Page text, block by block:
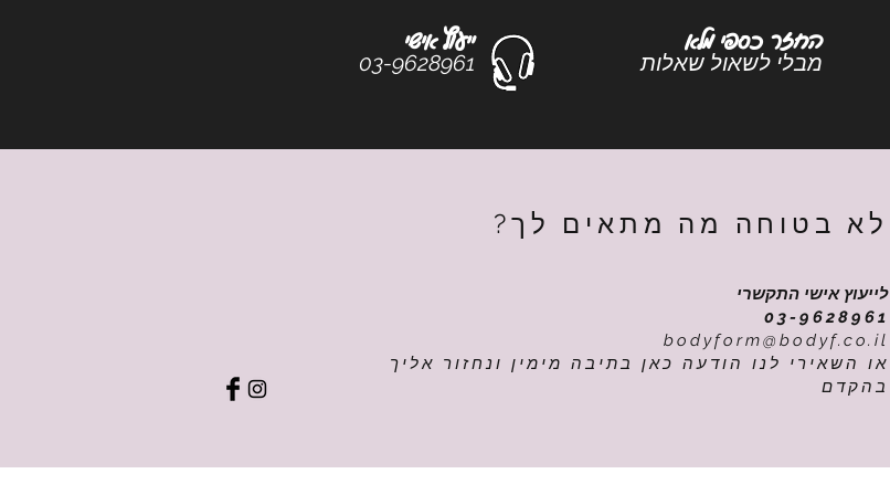
ייעוץ אישי
03-9628961
החזר כספי מלא
מבלי לשאול שאלות
לא בטוחה מה מתאים לך?
לייעוץ אישי התקשרי
03-9628961
bodyform@bodyf.co.il
או השאירי לנו הודעה כאן בתיבה מימין ונחזור אליך
בהקדם